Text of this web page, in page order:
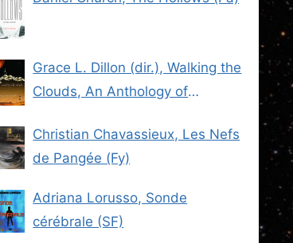
Grace L. Dillon (dir.), Walking the
Clouds, An Anthology of
Christian Chavassieux, Les Nefs
de Pangée (Fy)
Adriana Lorusso, Sonde
cérébrale (SF)